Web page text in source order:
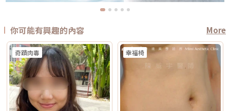
你可能有興趣的內容 More
奇蹟肉毒 幸福椅